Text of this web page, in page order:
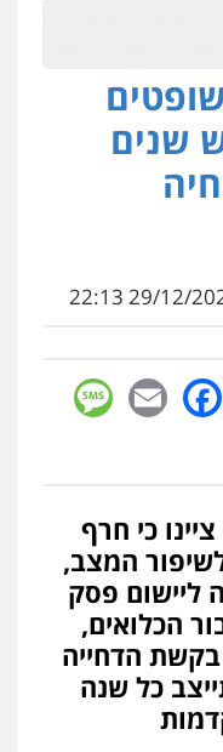
עורכי דין לענייני
עורכי דין לענייני
/ עסקים
מעצרים וחקירות
והימורים פשיעה
צווארון לבן והונאה
שנים
Twitter
Facebook
Email
כי חרף
המצב,
ליישום פסק
הכלואים,
בקשת הדחייה
כל שנה